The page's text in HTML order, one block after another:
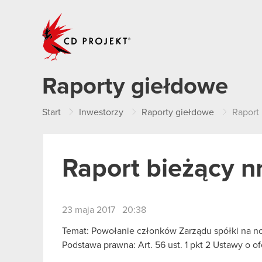
Raporty giełdowe
Start Inwestorzy Raporty giełdowe Raport
Raport bieżący
23 maja 2017 20:38
Temat: Powołanie członków Zarządu spółki na
Podstawa prawna: Art. 56 ust. 1 pkt 2 Ustawy o